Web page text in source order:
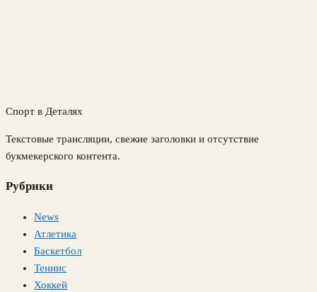
Спорт в Деталях
Текстовые трансляции, свежие заголовки и отсутствие
букмекерского контента.
Рубрики
News
Атлетика
Баскетбол
Теннис
Хоккей